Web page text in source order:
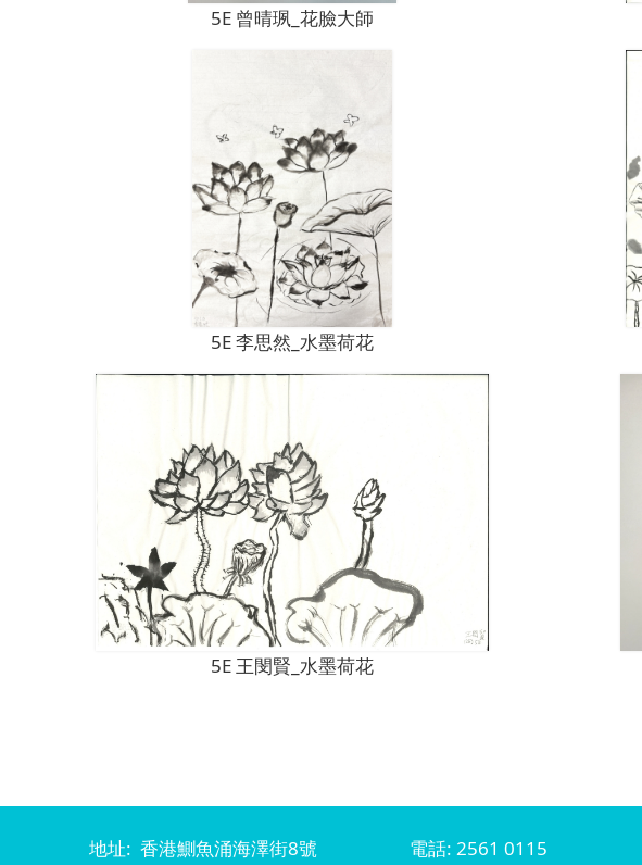
5E 曾晴珟_花臉大師
5E 李思然_水墨荷花
5E 王閔賢_水墨荷花
地址: 香港鰂魚涌海澤街8號 電話: 2561 0115